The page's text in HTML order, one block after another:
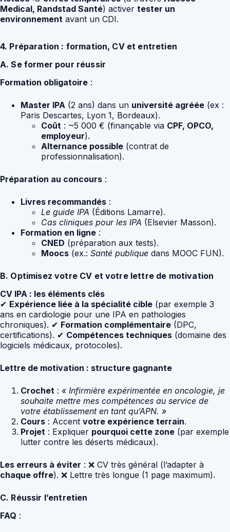
Medical, Randstad Santé) activer tester un
environnement avant un CDI.
4. Préparation : formation, CV et entretien
A. Se former pour réussir
Formation obligatoire :
Master IPA (2 ans) dans un université agréée (ex :
Paris Descartes, Lyon 1, Bordeaux).
Coût : ~5 000 € (finançable via CPF, OPCO,
employeur).
Alternance possible (contrat de
professionnalisation).
Préparation au concours :
Livres recommandés :
Le guide IPA (Éditions Lamarre).
Cas cliniques pour les IPA (Elsevier Masson).
Formation en ligne :
CNED (préparation aux tests).
Moocs (ex.: Santé publique dans MOOC FUN).
B. Optimisez votre CV et votre lettre de motivation
CV IPA : les éléments clés
✔ Expérience liée à la spécialité cible (par exemple 3
ans en cardiologie pour une IPA en pathologies
chroniques). ✔ Formation complémentaire (DPC,
certifications). ✔ Compétences techniques (domaine des
logiciels médicaux, protocoles).
Lettre de motivation : structure gagnante
Crochet : « Infirmière expérimentée en oncologie, je
souhaite mettre mes compétences au service de
votre établissement en tant qu’APN. »
Cours : Accent votre expérience terrain.
Projet : Expliquer pourquoi cette zone (par exemple
lutter contre les déserts médicaux).
Les erreurs à éviter : ❌ CV très général (l’adapter à
chaque offre). ❌ Lettre très longue (1 page maximum).
C. Réussir l’entretien
FAQ :